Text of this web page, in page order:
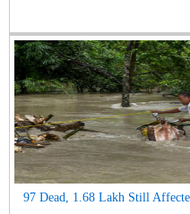
97 Dead, 1.68 Lakh Still